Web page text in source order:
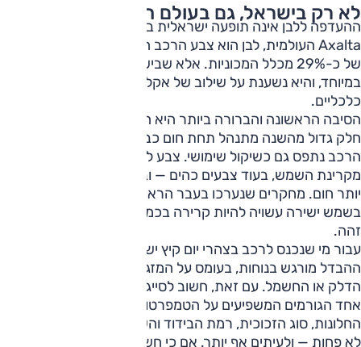
לא רק בישראל, גם בעולם חכמים בשמש
ההעדפה ללבן אינה תופעה ישראלית בלבד. לפי נתוני חברת
Axalta העולמית, לבן הוא צבע הרכב הפופולרי בעולם, עם נתח
של כ-29% מכלל המכוניות. אלא שבישראל ההעדפה הזו חזקה
במיוחד, והיא נשענת על שילוב של אקלים, הרגלי שוק ושיקולים
כלכליים.
הסיבה הראשונה והברורה ביותר היא השמש. בישראל, שבה
חלק גדול מהשנה מתנהל תחת חום כבד וקרינה חזקה, צבע
הרכב נתפס גם כשיקול שימושי. צבע לבן מחזיר חלק גדול יותר
מקרינת השמש, בעוד צבעים כהים — ובמיוחד שחור — בולעים
יותר חום. מחקרים שנערכו בעבר הראו כי מכונית לבנה שחונה
בשמש ישירה עשויה להיות קרירה בכמה מעלות ממכונית שחורה
זהה.
עבור מי שנכנס לרכב בצהרי יום קיץ ישראלי, זה אינו פרט שולי.
ההבדל מורגש בנוחות, בעומס על המזגן ולעיתים גם בצריכת
הדלק או החשמל. עם זאת, חשוב לסייג: צבע המרכב הוא רק
אחד הגורמים המשפיעים על הטמפרטורה בתא הנוסעים. שטח
החלונות, סוג הזכוכית, רמת הבידוד והשימוש בהצללה משפיעים
לא פחות — ולעיתים אף יותר. אם כי חשוב לציין שצבע הוא רק